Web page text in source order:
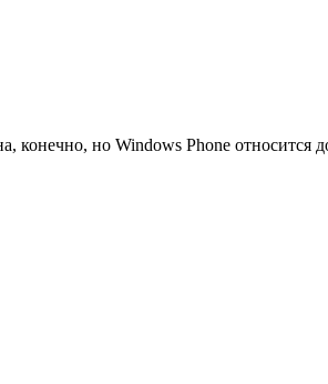
конечно, но Windows Phone